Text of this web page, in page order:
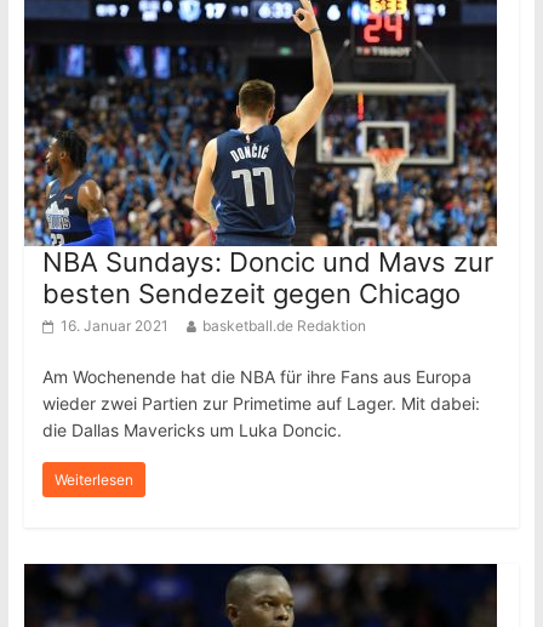
NBA Sundays: Doncic und Mavs zur
besten Sendezeit gegen Chicago
16. Januar 2021 basketball.de Redaktion
Am Wochenende hat die NBA für ihre Fans aus Europa
wieder zwei Partien zur Primetime auf Lager. Mit dabei:
die Dallas Mavericks um Luka Doncic.
Weiterlesen